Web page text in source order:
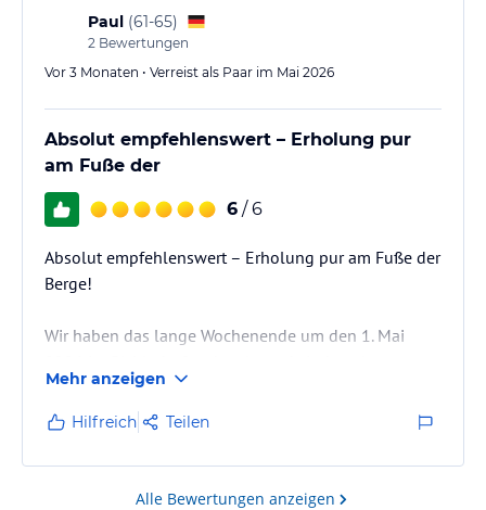
Paul (61-65)
2 Bewertungen
Vor 3 Monaten • Verreist als Paar im Mai 2026
Absolut empfehlenswert – Erholung pur
am Fuße der
6 / 6
Absolut empfehlenswert – Erholung pur am Fuße der
Berge!
Wir haben das lange Wochenende um den 1. Mai
begeistert. Unser Zimmer war spitze, sehr sauber und
der Balkon bot eine traumhafte Aussicht auf die
umliegende Bergwelt.
Besonders hervorzuheben ist der Wellnessbereich:
Mehr anzeigen
Hilfreich Teilen
Alle Bewertungen anzeigen